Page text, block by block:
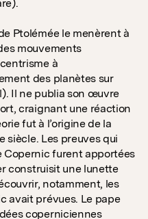
Ptolémée le menèrent à
mouvements
à
des planètes sur
Il ne publia son œuvre
craignant une réaction
fut à l’origine de la
siècle. Les preuves qui
Copernic furent apportées
construisit une lunette
notamment, les
avait prévues. Le pape
coperniciennes